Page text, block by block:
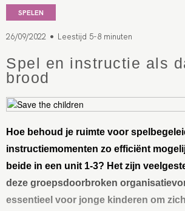
SPELEN
26/09/2022 • Leestijd 5-8 minuten
Spel en instructie als
brood
Hoe behoud je ruimte voor
instructiemomenten zo efficiënt
beide in een unit 1-3? Het zijn
deze groepsdoorbroken
essentieel voor jonge kinderen om